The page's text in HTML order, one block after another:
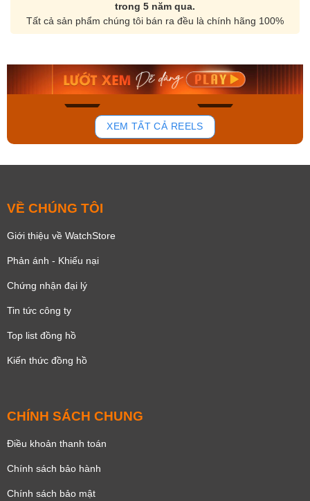
trong 5 năm qua.
Tất cả sản phẩm chúng tôi bán ra đều là chính hãng 100%
168
Orient Nam RA-
Mua ngay
Casio Nam MTS-
Mua ngay
XEM TẤT CẢ REELS
VỀ CHÚNG TÔI
Giới thiệu về WatchStore
Phản ánh - Khiếu nại
Chứng nhận đại lý
Tin tức công ty
Top list đồng hồ
Kiến thức đồng hồ
CHÍNH SÁCH CHUNG
Điều khoản thanh toán
Chính sách bảo hành
Chính sách bảo mật